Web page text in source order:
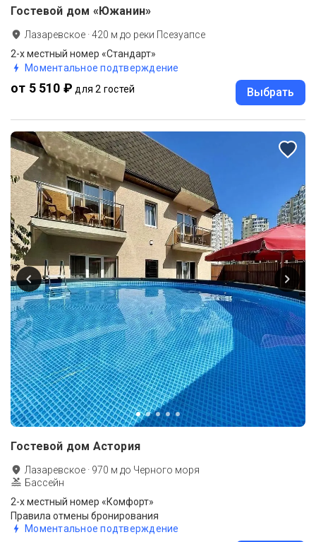
Гостевой дом «Южанин»
Лазаревское ·420 м до реки Псезуапсе
2-х местный номер «Стандарт»
Моментальное подтверждение
от 5 510 ₽ для 2 гостей Выбрать
Гостевой дом Астория
Лазаревское · 970 м до Черного моря
Бассейн
2-х местный номер «Комфорт»
Правила отмены бронирования
Моментальное подтверждение